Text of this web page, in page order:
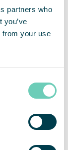
partners who
you’ve
from your use
uległa
QleanAir
dachowych
że
się